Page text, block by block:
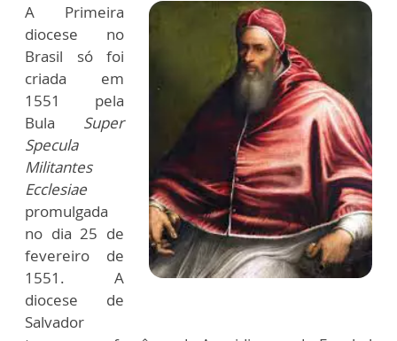
A Primeira
diocese no
Brasil só foi
criada em
1551 pela
Bula Super
Specula
Militantes
Ecclesiae
promulgada
no dia 25 de
fevereiro de
1551. A
diocese de
Salvador